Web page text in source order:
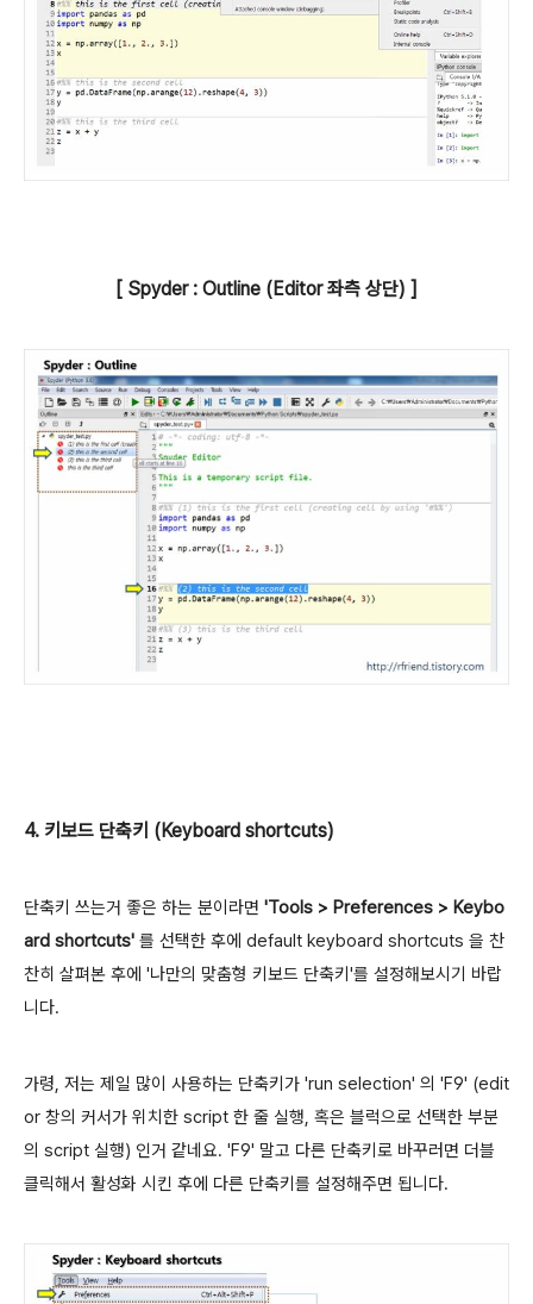
[ Spyder : Outline (Editor 좌측 상단) ]
4. 키보드 단축키 (Keyboard shortcuts)
단축키 쓰는거 좋은 하는 분이라면 'Tools > Preferences > Keybo
ard shortcuts' 를 선택한 후에 default keyboard shortcuts 을 찬
찬히 살펴본 후에 '나만의 맞춤형 키보드 단축키'를 설정해보시기 바랍
니다.
가령, 저는 제일 많이 사용하는 단축키가 'run selection' 의 'F9' (edit
or 창의 커서가 위치한 script 한 줄 실행, 혹은 블럭으로 선택한 부분
의 script 실행) 인거 같네요. 'F9' 말고 다른 단축키로 바꾸러면 더블
클릭해서 활성화 시킨 후에 다른 단축키를 설정해주면 됩니다.